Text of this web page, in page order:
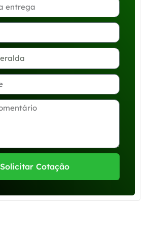
Solicitar Cotação